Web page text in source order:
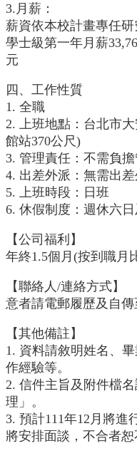
學
士
班
究
所
招
生
專
區
生
機
剪
影
換
生
訊
下
載
專
區
系
3.月薪：
薪資依本校計畫專任
學士級第一年月薪
元
四、工作性質
1. 全職
2. 上班地點：台北市
館站370公尺)
3. 管理責任：不需負
4. 出差外派：無需出
5. 上班時段：日班
6. 休假制度：週休六
【公司福利】
年終1.5個月(按到職月
【聯絡人/連絡方式】
意者請電郵履歷及自傳
【其他備註】
1. 資料請敘明姓名、
作經驗等。
2. 信件主旨及附件檔
理」。
3. 預計111年12月將進
將安排面談，不合者恕